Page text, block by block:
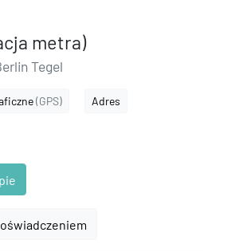
metra)
Tegel
(GPS) Adres